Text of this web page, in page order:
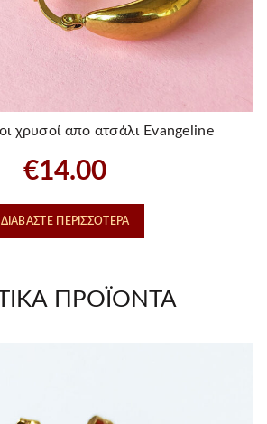
χρυσοί απο ατσάλι Evangeline
€14.00
ΔΙΑΒΆΣΤΕ ΠΕΡΙΣΣΌΤΕΡΑ
ΠΡΟΪΌΝΤΑ